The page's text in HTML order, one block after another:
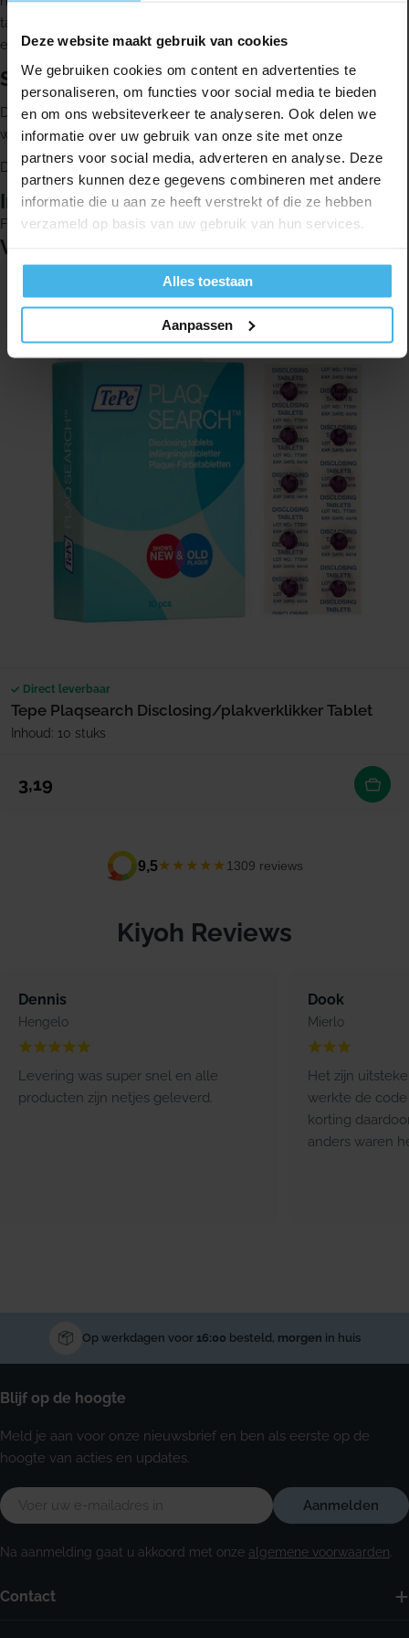
Deze website maakt gebruik van cookies
We gebruiken cookies om content en advertenties te
personaliseren, om functies voor social media te bieden
en om ons websiteverkeer te analyseren. Ook delen we
informatie over uw gebruik van onze site met onze
partners voor social media, adverteren en analyse. Deze
partners kunnen deze gegevens combineren met andere
informatie die u aan ze heeft verstrekt of die ze hebben
verzameld op basis van uw gebruik van hun services.
Alles toestaan
Aanpassen
tanden en kiezen is vervolgens gemakkelijk te verwijderen met
een tandenborstel en tandpasta.
Samenstelling en eigenschappen
Deze vloeistof bevat geen erytrosine. Het product kan gebruikt
worden door mensen met een jodiumallergie.
De pH-waarde ligt tussen 6,0 en 6,4 bij 20° C.
Inhoud
Flesje van 60 ml
Vergelijkbare producten
Direct leverbaar
Tepe Plaqsearch Disclosing/plakverklikker Tablet
Inhoud: 10 stuks
Normale prijs
3,19
9,5★★★★★ 1309 reviews
Kiyoh Reviews
Dennis
Hengelo
Levering was super snel en alle
producten zijn netjes geleverd.
Dook
Mierlo
Het zijn
werkte de code
korting
anders waren
Op werkdagen voor 16:00 besteld, morgen in huis
Contact
Blijf op de hoogte
Meld je aan voor onze nieuwsbrief en ben als eerste op de
hoogte van acties en updates.
E-
mail
Aanmelden
Na aanmelding gaat u akkoord met onze algemene voorwaarden